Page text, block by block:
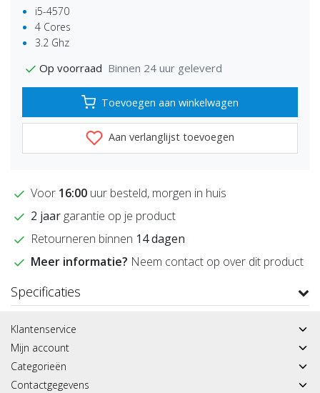
i5-4570
4 Cores
3.2 Ghz
Op voorraad Binnen 24 uur geleverd
Toevoegen aan winkelwagen
Aan verlanglijst toevoegen
Voor 16:00 uur besteld, morgen in huis
2 jaargarantie op je product
Retourneren binnen 14 dagen
Meer informatie? Neem contact op over dit product
Specificaties
Klantenservice
Mijn account
Categorieën
Contactgegevens